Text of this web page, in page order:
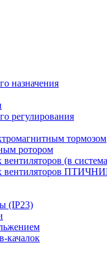
назначения
регулирования
тормозом
ротором
(в
вентиляторов
(IP23)
качалок